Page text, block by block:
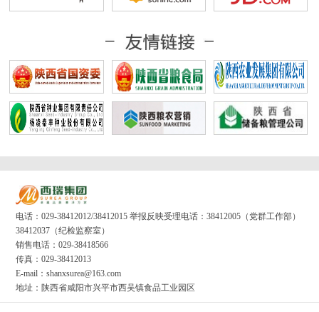
电话：029-38412012/38412015 举报反映受理电话：38412005（党群工作部）
38412037（纪检监察室）
销售电话：029-38418566
传真：029-38412013
E-mail：shanxsurea@163.com
地址：陕西省咸阳市兴平市西吴镇食品工业园区